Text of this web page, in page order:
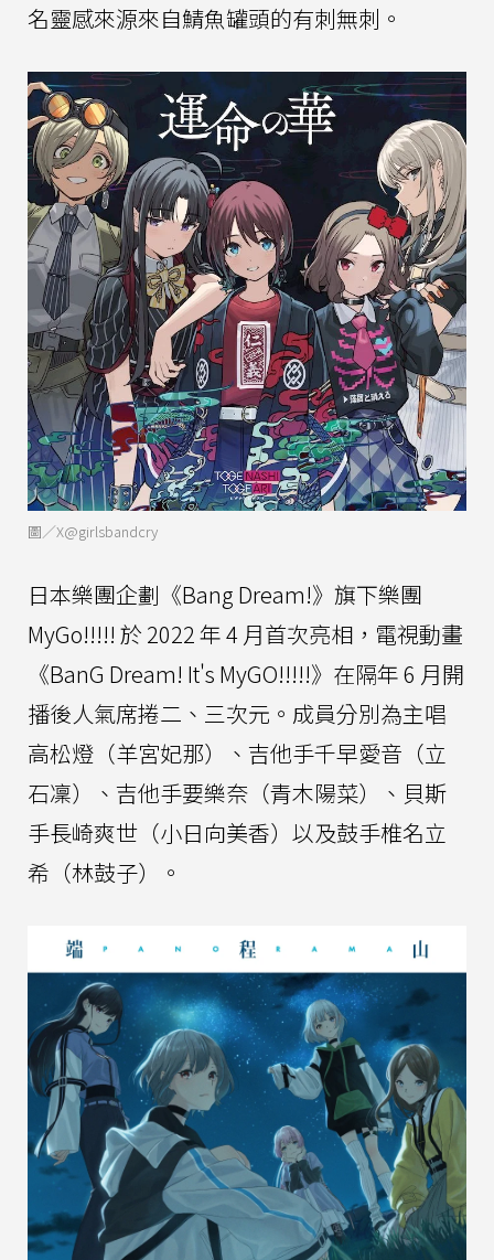
名靈感來源來自鯖魚罐頭的有刺無刺。
圖／X@girlsbandcry
日本樂團企劃《Bang Dream!》旗下樂團
MyGo!!!!! 於 2022 年 4 月首次亮相，電視動畫
《BanG Dream! It's MyGO!!!!!》在隔年 6 月開
播後人氣席捲二、三次元。成員分別為主唱
高松燈（羊宮妃那）、吉他手千早愛音（立
石凜）、吉他手要樂奈（青木陽菜）、貝斯
手長崎爽世（小日向美香）以及鼓手椎名立
希（林鼓子）。